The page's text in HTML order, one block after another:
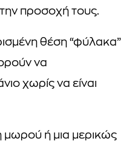
προσοχή τους.
θέση “φύλακα”
να
χωρίς να είναι
μωρού ή μια μερικώς